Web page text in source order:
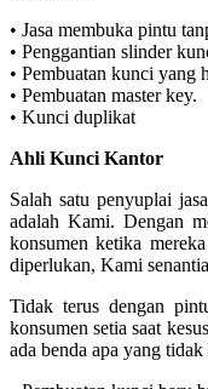
• Jasa membuka pintu
• Penggantian slinder
• Pembuatan kunci yang
• Pembuatan master key.
• Kunci duplikat
Ahli Kunci Kantor
Salah satu penyuplai
adalah Kami. Dengan
konsumen ketika
diperlukan, Kami
Tidak terus dengan
konsumen setia saat
ada benda apa yang